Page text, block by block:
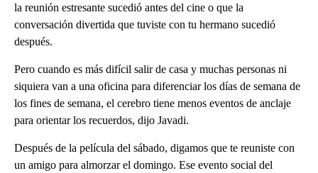
la reunión estresante sucedió antes del cine o que la
conversación divertida que tuviste con tu hermano sucedió
después.
Pero cuando es más difícil salir de casa y muchas personas ni
siquiera van a una oficina para diferenciar los días de semana de
los fines de semana, el cerebro tiene menos eventos de anclaje
para orientar los recuerdos, dijo Javadi.
Después de la película del sábado, digamos que te reuniste con
un amigo para almorzar el domingo. Ese evento social del